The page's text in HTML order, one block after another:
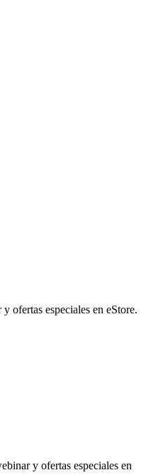
ofertas especiales en eStore.
y ofertas especiales en